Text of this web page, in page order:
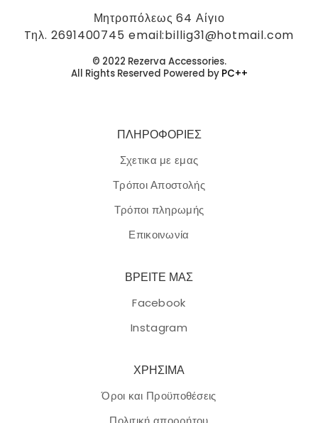
Μητροπόλεως 64 Αίγιο
Tηλ. 2691400745 email:billig31@hotmail.com
© 2022 Rezerva Accessories.
All Rights Reserved Powered by PC++
ΠΛΗΡΟΦΟΡΙΕΣ
Σχετικα με εμας
Τρόποι Αποστολής
Τρόποι πληρωμής
Επικοινωνία
ΒΡΕΙΤΕ ΜΑΣ
Facebook
Instagram
ΧΡΗΣΙΜΑ
Όροι και Προϋποθέσεις